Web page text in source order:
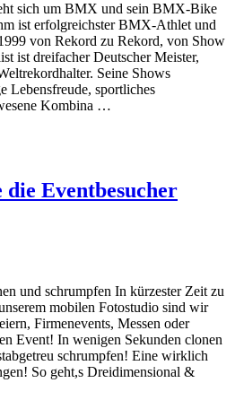
sich um BMX und sein BMX-Bike
ist erfolgreichster BMX-Athlet und
von Rekord zu Rekord, von Show
ist dreifacher Deutscher Meister,
Seine Shows
Lebensfreude, sportliches
Kombina …
Eventbesucher
und schrumpfen In kürzester Zeit zu
mobilen Fotostudio sind wir
Firmenevents, Messen oder
Event! In wenigen Sekunden clonen
schrumpfen! Eine wirklich
So geht,s Dreidimensional &